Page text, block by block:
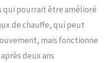
contacter via le canal
"Contacter le vendeur"
vous aiderons à les
rapidement.Veuillez lire
les instructions
l'utilisation.
qui pourrait être amélioré
de chauffe, qui peut
mais fonctionne
deux ans